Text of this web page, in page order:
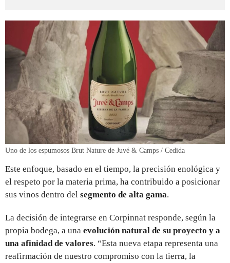
Uno de los espumosos Brut Nature de Juvé & Camps / Cedida
Este enfoque, basado en el tiempo, la precisión enológica y
el respeto por la materia prima, ha contribuido a posicionar
sus vinos dentro del segmento de alta gama.
La decisión de integrarse en Corpinnat responde, según la
propia bodega, a una evolución natural de su proyecto y a
una afinidad de valores. “Esta nueva etapa representa una
reafirmación de nuestro compromiso con la tierra, la